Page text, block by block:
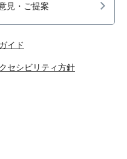
見・ご提案
イド
セシビリティ方針